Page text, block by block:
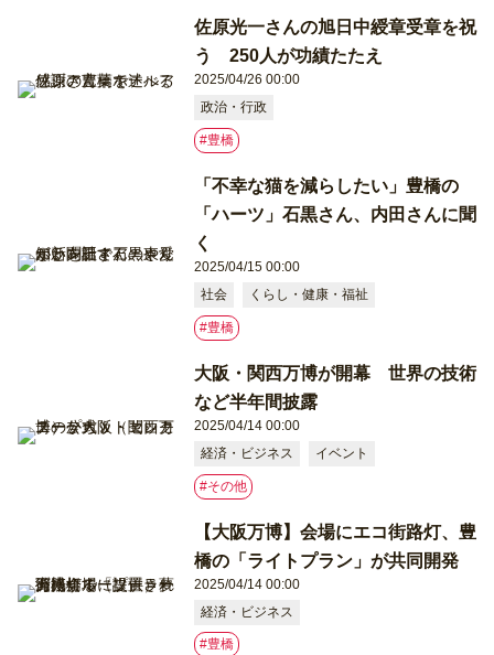
佐原光一さんの旭日中綬章受章を祝
う 250人が功績たたえ
2025/04/26 00:00
政治・行政
#豊橋
「不幸な猫を減らしたい」豊橋の
「ハーツ」石黒さん、内田さんに聞
く
2025/04/15 00:00
社会
くらし・健康・福祉
#豊橋
大阪・関西万博が開幕 世界の技術
など半年間披露
2025/04/14 00:00
経済・ビジネス
イベント
#その他
【大阪万博】会場にエコ街路灯、豊
橋の「ライトプラン」が共同開発
2025/04/14 00:00
経済・ビジネス
#豊橋